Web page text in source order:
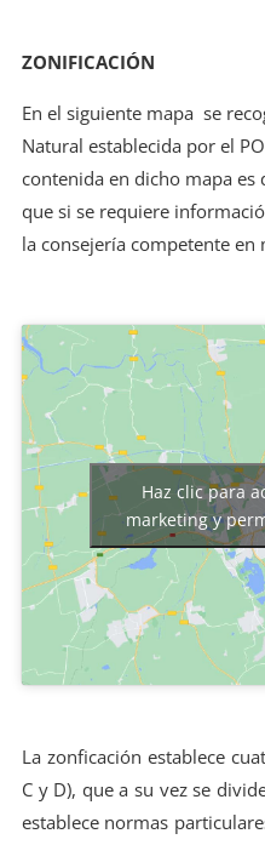
ZONIFICACIÓN
En el siguiente mapa se
Natural establecida por el
contenida en dicho mapa
que si se requiere
la consejería competente
Haz clic para
marketing y
La zonficación establece
C y D), que a su vez se
establece normas